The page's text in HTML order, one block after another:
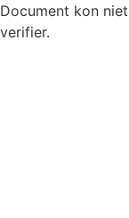
Document kon
verifier.